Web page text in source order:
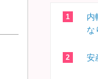
内
な
安